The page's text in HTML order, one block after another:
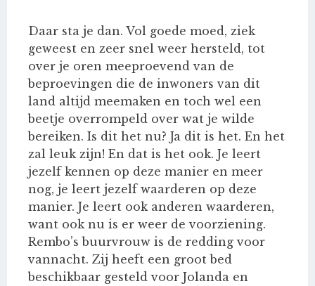
Daar sta je dan. Vol goede moed, ziek
geweest en zeer snel weer hersteld, tot
over je oren meeproevend van de
beproevingen die de inwoners van dit
land altijd meemaken en toch wel een
beetje overrompeld over wat je wilde
bereiken. Is dit het nu? Ja dit is het. En het
zal leuk zijn! En dat is het ook. Je leert
jezelf kennen op deze manier en meer
nog, je leert jezelf waarderen op deze
manier. Je leert ook anderen waarderen,
want ook nu is er weer de voorziening.
Rembo’s buurvrouw is de redding voor
vannacht. Zij heeft een groot bed
beschikbaar gesteld voor Jolanda en